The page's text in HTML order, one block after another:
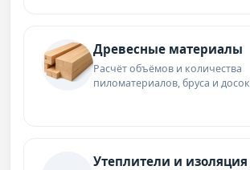
Древесные материалы
Расчёт объёмов и количества
пиломатериалов, бруса и досок
Утеплители и изоляция